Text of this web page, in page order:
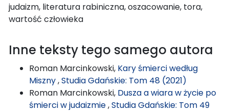
judaizm, literatura rabiniczna, oszacowanie, tora,
wartość człowieka
Inne teksty tego samego autora
Roman Marcinkowski, Kary śmierci według
Miszny,Studia Gdańskie: Tom 48 (2021)
Roman Marcinkowski, Dusza a wiara w życie po
śmierci w judaizmie,Studia Gdańskie: Tom 49